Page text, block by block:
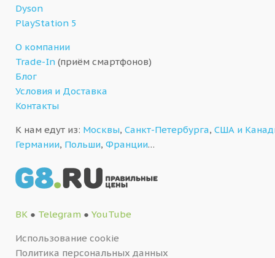
Dyson
PlayStation 5
О компании
Trade-In (приём смартфонов)
Блог
Условия и Доставка
Контакты
К нам едут из: Москвы, Санкт-Петербурга, США и
Германии, Польши, Франции…
ВК ● Telegram ● YouTube
Использование cookie
Политика персональных данных